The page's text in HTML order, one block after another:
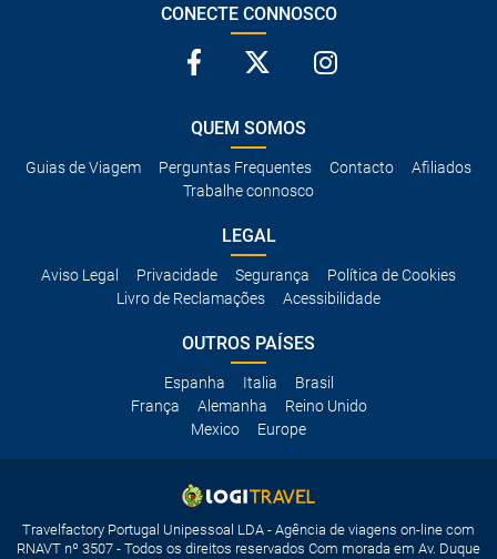
CONECTE CONNOSCO
QUEM SOMOS
Guias de Viagem Perguntas Frequentes Contacto
Afiliados
Trabalhe connosco
LEGAL
Aviso Legal Privacidade Segurança
Política de Cookies
Livro de Reclamações
Acessibilidade
OUTROS PAÍSES
Espanha Italia
Brasil
França
Alemanha
Reino Unido
Mexico
Europe
Travelfactory Portugal Unipessoal LDA - Agência de viagens on-line com
RNAVT nº 3507 - Todos os direitos reservados Com morada em Av. Duque